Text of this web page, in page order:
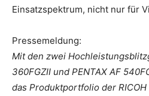
Einsatzspektrum, nicht nur für
Pressemeldung:
Mit den zwei
360FGZII und PENTAX AF
das Produktportfolio der RICOH